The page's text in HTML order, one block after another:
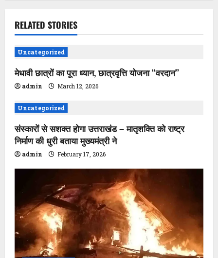
v
i
g
a
t
i
o
n
RELATED STORIES
Uncategorized
मेधावी छात्रों का पूरा ध्यान, छात्रवृत्ति योजना ‘‘वरदान’’
admin March 12, 2026
Uncategorized
संस्कारों से सशक्त होगा उत्तराखंड – मातृशक्ति को राष्ट्र
निर्माण की धुरी बताया मुख्यमंत्री ने
admin February 17, 2026